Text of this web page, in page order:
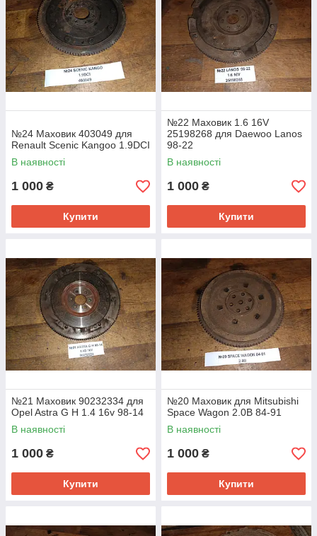
№24 Маховик 403049 для
Renault Scenic Kangoo 1.9DCI
В наявності
1 000 ₴
Купити
№22 Маховик 1.6 16V
25198268 для Daewoo Lanos
98-22
В наявності
1 000 ₴
Купити
№21 Маховик 90232334 для
Opel Astra G H 1.4 16v 98-14
В наявності
1 000 ₴
Купити
№20 Маховик для Mitsubishi
Space Wagon 2.0B 84-91
В наявності
1 000 ₴
Купити